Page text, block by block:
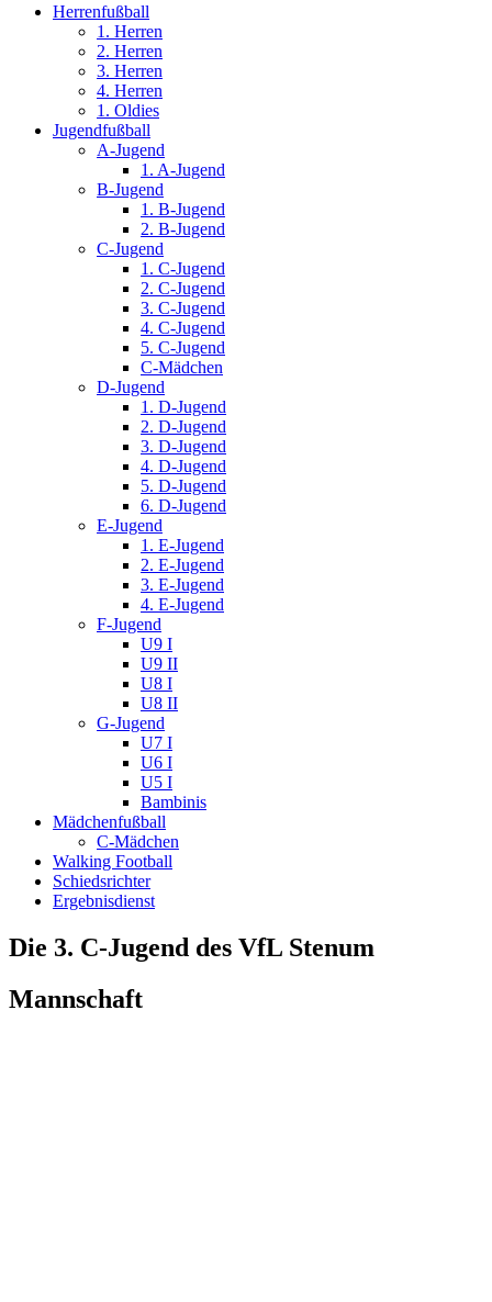
Herrenfußball
1. Herren
2. Herren
3. Herren
4. Herren
1. Oldies
Jugendfußball
A-Jugend
1. A-Jugend
B-Jugend
1. B-Jugend
2. B-Jugend
C-Jugend
1. C-Jugend
2. C-Jugend
3. C-Jugend
4. C-Jugend
5. C-Jugend
C-Mädchen
D-Jugend
1. D-Jugend
2. D-Jugend
3. D-Jugend
4. D-Jugend
5. D-Jugend
6. D-Jugend
E-Jugend
1. E-Jugend
2. E-Jugend
3. E-Jugend
4. E-Jugend
F-Jugend
U9 I
U9 II
U8 I
U8 II
G-Jugend
U7 I
U6 I
U5 I
Bambinis
Mädchenfußball
C-Mädchen
Walking Football
Schiedsrichter
Ergebnisdienst
Die 3. C-Jugend des VfL Stenum
Mannschaft